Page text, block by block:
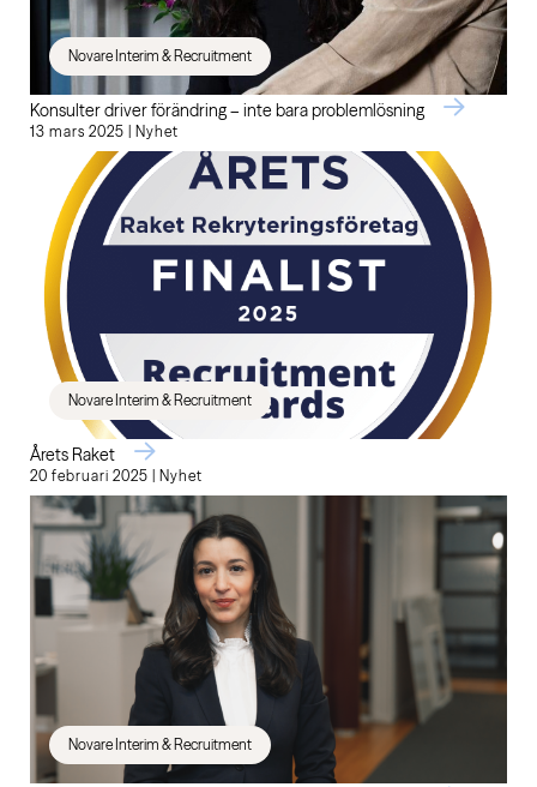
Novare Interim & Recruitment
Konsulter driver förändring – inte bara problemlösning
13 mars 2025 | Nyhet
Novare Interim & Recruitment
Årets Raket
20 februari 2025 | Nyhet
Novare Interim & Recruitment